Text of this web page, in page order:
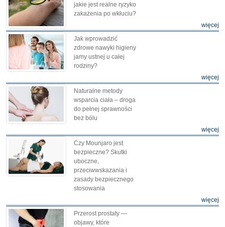
jakie jest realne ryzyko
zakażenia po wkłuciu?
więcej
Jak wprowadzić
zdrowe nawyki higieny
jamy ustnej u całej
rodziny?
więcej
Naturalne metody
wsparcia ciała – droga
do pełnej sprawności
bez bólu
więcej
Czy Mounjaro jest
bezpieczne? Skutki
uboczne,
przeciwwskazania i
zasady bezpiecznego
stosowania
więcej
Przerost prostaty —
objawy, które